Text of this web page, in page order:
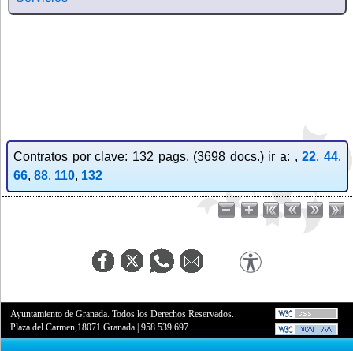
Contratos por clave: 132 pags. (3698 docs.) ir a: ,22,44,
66, 88, 110, 132
Ayuntamiento de Granada. Todos los Derechos Reservados.
Plaza del Carmen,18071 Granada |958 539 697